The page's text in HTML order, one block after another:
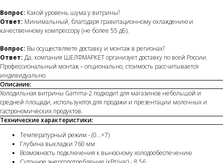
Вопрос: Какой уровень шума у витрины?
Ответ: Минимальный, благодаря гравитационному охлаждению и
качественному компрессору (не более 55 дБ).
Вопрос: Вы осуществляете доставку и монтаж в регионах?
Ответ: Да, компания ШЕЛФМАРКЕТ организует доставку по всей России.
Профессиональный монтаж – опционально, стоимость рассчитывается
индивидуально.
Описание:
Холодильная витрины Gamma-2 подходит для магазинов небольшой и
средней площади, используются для продажи и презентации молочных и
гастрономических продуктов.
Технические характеристики:
Температурный режим - (0...+7)
Глубина выкладки 760 мм
Возможность подключения к выносному холодообеспечению